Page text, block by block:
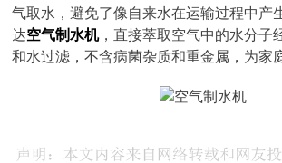
气取水，避免了像自来水在运输过程中产
达空气制水机，直接萃取空气中的水分子
和水过滤，不含病菌杂质和重金属，为家